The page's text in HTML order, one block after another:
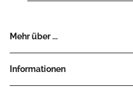
Mehr über ...
Informationen